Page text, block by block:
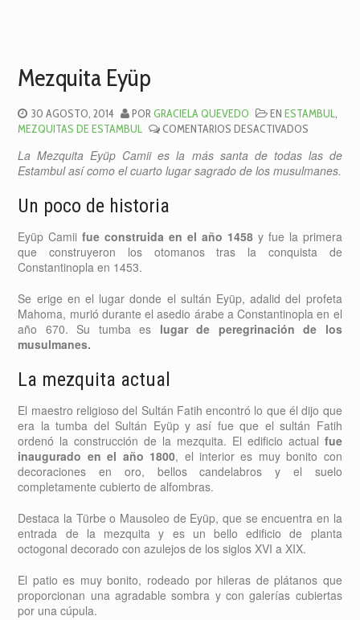
Mezquita Eyüp
30 AGOSTO, 2014 PORGRACIELA QUEVEDO ENESTAMBUL,
MEZQUITAS DE ESTAMBUL
COMENTARIOS DESACTIVADOS
EYÜP
La Mezquita Eyüp Camii es la más santa de todas las de
Estambul así como el cuarto lugar sagrado de los musulmanes.
Un poco de historia
Eyüp Camii fue construida en el año 1458y fue la primera
que construyeron los otomanos tras la conquista de
Constantinopla en 1453.
Se erige en el lugar donde el sultán Eyüp, adalid del profeta
Mahoma, murió durante el asedio árabe a Constantinopla en el
año 670. Su tumba es lugar de peregrinación de los
musulmanes.
La mezquita actual
El maestro religioso del Sultán Fatih encontró lo que él dijo que
era la tumba del Sultán Eyüp y así fue que el sultán Fatih
ordenó la construcción de la mezquita. El edificio actual fue
inaugurado en el año 1800, el interior es muy bonito con
decoraciones en oro, bellos candelabros y el suelo
completamente cubierto de alfombras.
Destaca la Türbe o Mausoleo de Eyüp, que se encuentra en la
entrada de la mezquita y es un bello edificio de planta
octogonal decorado con azulejos de los siglos XVI a XIX.
El patio es muy bonito, rodeado por hileras de plátanos que
proporcionan una agradable sombra y con galerías cubiertas
por una cúpula.